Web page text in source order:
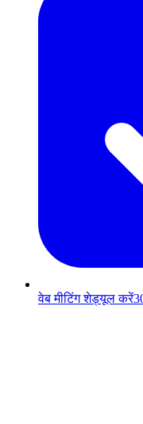
वेब मीटिंग शेड्यूल करें